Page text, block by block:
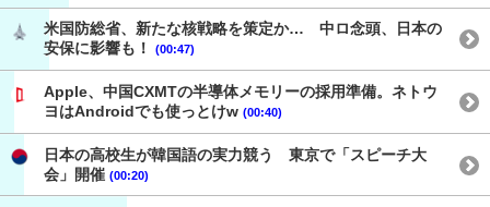
米国防総省、新たな核戦略を策定か… 中ロ念頭、日本の
安保に影響も！
(00:47)
Apple、中国CXMTの半導体メモリーの採用準備。ネトウ
ヨはAndroidでも使っとけw (00:40)
日本の高校生が韓国語の実力競う 東京で「スピーチ大
会」開催 (00:20)